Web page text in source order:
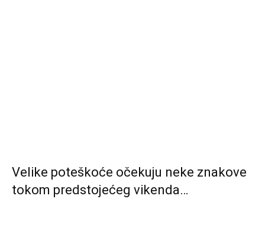
Velike poteškoće očekuju neke znakove
tokom predstojećeg vikenda…